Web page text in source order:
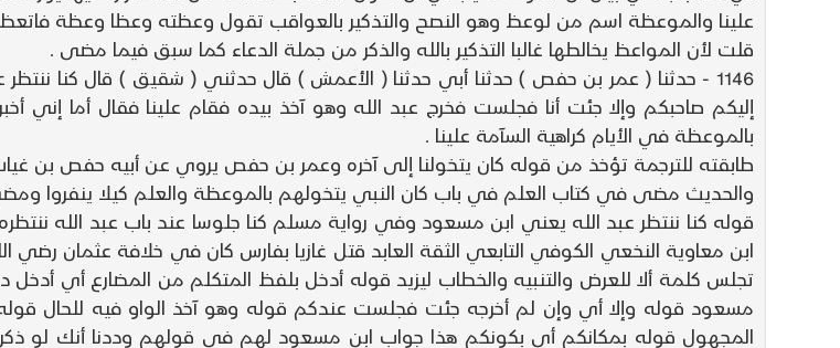
علينا والموعظة اسم من لوعظ وهو النصح والتذكير بالعواقب تقول وعظته وعظا وعظة
قلت لأن المواعظ يخالطها غالبا التذكير بالله والذكر من جملة الدعاء كما سبق فيما مضى .
1146 - حدثنا ( عمر بن حفص ) حدثنا أبي حدثنا ( الأعمش ) قال حدثني ( شقيق ) قال كنا ننتظر
إليكم صاحبكم وإلا جئت أنا فجلست فخرج عبد الله وهو آخذ بيده فقام علينا فقال أما إني
بالموعظة في الأيام كراهية السآمة علينا .
طابقته للترجمة تؤخذ من قوله كان يتخولنا إلى آخره وعمر بن حفص يروي عن أبيه حفص بن
والحديث مضى في كتاب العلم في باب كان النبي يتخولهم بالموعظة والعلم كيلا ينفروا
قوله كنا ننتظر عبد الله يعني ابن مسعود وفي رواية مسلم كنا جلوسا عند باب عبد الله ننتظره
ابن معاوية النخعي الكوفي التابعي الثقة العابد قتل غازيا بفارس كان في خلافة عثمان
تجلس كلمة ألا للعرض والتنبيه والخطاب ليزيد قوله أدخل بلفظ المتكلم من المضارع أي أدخل
مسعود قوله وإلا أي وإن لم أخرجه جئت فجلست عندكم قوله وهو آخذ الواو فيه للحال
المجهول قوله بمكانكم أي بكونكم هذا جواب ابن مسعود لهم في قولهم وددنا أنك لو